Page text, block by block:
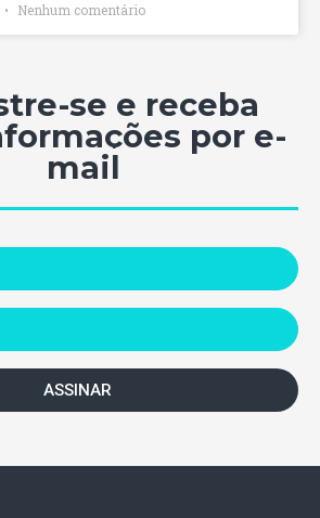
Nenhum comentário
se e receba
por e-
mail
ASSINAR